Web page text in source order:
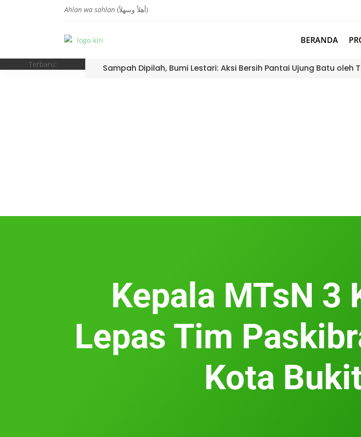
Ahlan wa sahlan (أهلاً وسهلاً)
BERANDA
Terbaru: Sampah Dipilah, Bumi Lestari: Aksi Bersih Pantai Ujung Batu oleh
Kepala MTsN 3
Lepas Tim
Kota